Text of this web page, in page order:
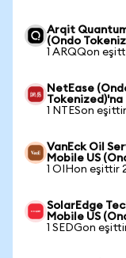
Arqit
(Ondo
1 ARQQon
NetEase
Tokenized)'na
1 NTESon
VanEck Oil
Mobile US
1 OIHon eşittir
SolarEdge
Mobile US
1 SEDGon